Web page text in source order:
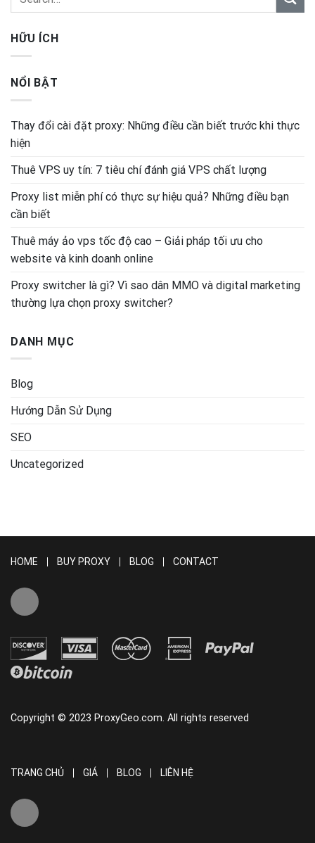
HỮU ÍCH
NỔI BẬT
Thay đổi cài đặt proxy: Những điều cần biết trước khi thực
hiện
Thuê VPS uy tín: 7 tiêu chí đánh giá VPS chất lượng
Proxy list miễn phí có thực sự hiệu quả? Những điều bạn
cần biết
Thuê máy ảo vps tốc độ cao – Giải pháp tối ưu cho
website và kinh doanh online
Proxy switcher là gì? Vì sao dân MMO và digital marketing
thường lựa chọn proxy switcher?
DANH MỤC
Blog
Hướng Dẫn Sử Dụng
SEO
Uncategorized
HOME BUY PROXY BLOG CONTACT
Copyright © 2023 ProxyGeo.com. All rights reserved
TRANG CHỦ GIÁ BLOG LIÊN HỆ